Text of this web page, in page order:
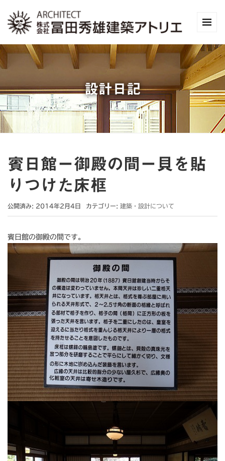
設計日記
賓日館ー御殿の間ー貝を貼
りつけた床框
公開済み: 2014年2月4日 カテゴリー: 建築・設計について
賓日館の御殿の間です。